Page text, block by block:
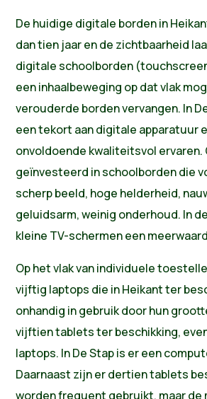
De huidige digitale borden in
dan tien jaar en de zichtbaarheid
digitale schoolborden
een inhaalbeweging op dat vlak
verouderde borden vervangen. In
een tekort aan digitale apparatuur
onvoldoende kwaliteitsvol
geïnvesteerd in schoolborden die
scherp beeld, hoge helderheid,
geluidsarm, weinig onderhoud. In
kleine TV-schermen een
Op het vlak van individuele
vijftig laptops die in Heikant ter
onhandig in gebruik door hun
vijftien tablets ter beschikking,
laptops. In De Stap is er een
Daarnaast zijn er dertien tablets
worden frequent gebruikt, maar